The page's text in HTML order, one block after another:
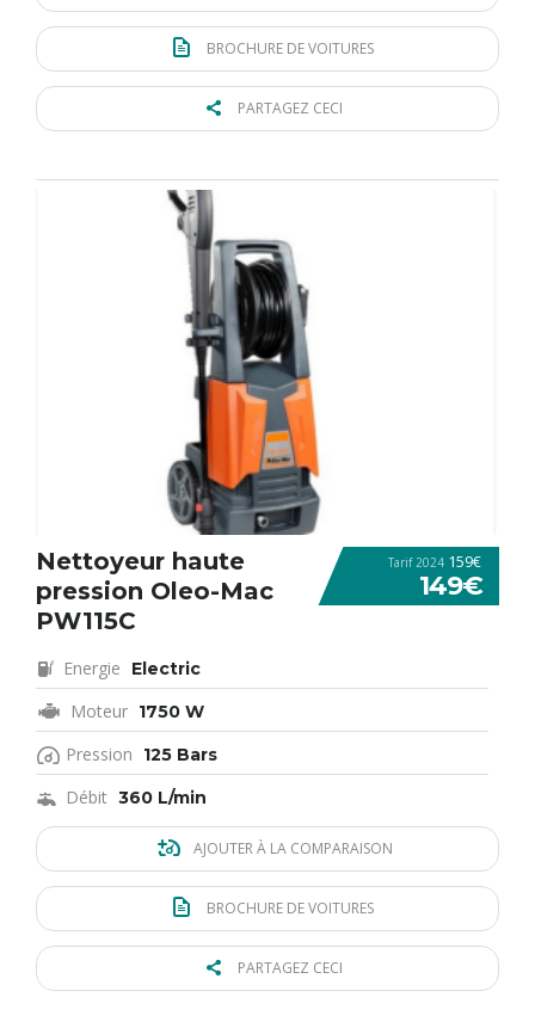
BROCHURE DE VOITURES
PARTAGEZ CECI
Tarif 2024 159€
149€
Nettoyeur haute
pression Oleo-Mac
PW115C
Energie Electric
Moteur 1750 W
Pression 125 Bars
Débit 360 L/min
AJOUTER À LA COMPARAISON
BROCHURE DE VOITURES
PARTAGEZ CECI